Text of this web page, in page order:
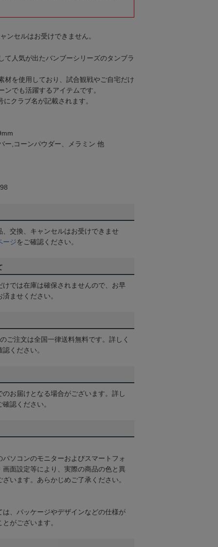
ンセルはお受けできません。
て人気が出たバンブーシリーズのタンブラ
材を使用しており、試合観戦やご自宅だけ
ンでも活躍するアイテムです。
クラブ名が記載されます。
ー,コーンパウダー、メラミン 他
交換、キャンセルはお受けできませ
ージをご確認ください。
けでは在庫は確保されませんので、お早
ませください。
ご注文は全国一律送料無料です。詳しく
認ください。
お届けとなる場合がございます。詳し
確認ください。
ソコンのモニターおよびスマートフォ
画面設定等により、実際の商品の色と異
います。あらかじめご了承ください。
は、パッケージやデザインなどの仕様が
がございます。